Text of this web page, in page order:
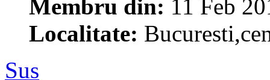
Membru din: 11 Feb
Localitate:
Sus